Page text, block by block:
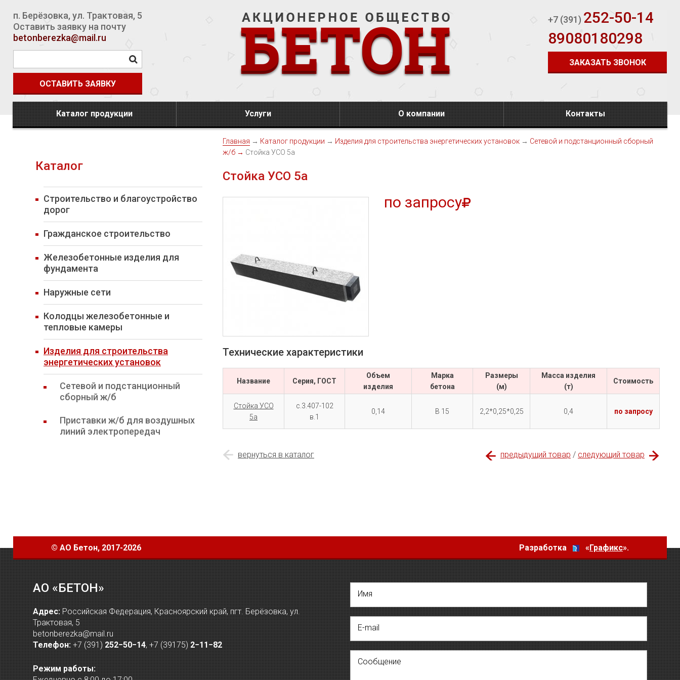
п. Берёзовка, ул. Трактовая, 5
Оставить заявку на почту
betonberezka@mail.ru
ОСТАВИТЬ ЗАЯВКУ
+7 (391) 252-50-14
89080180298
ЗАКАЗАТЬ ЗВОНОК
Каталог продукции Услуги О компании Контакты
Каталог
Строительство и благоустройство
дорог
Гражданское строительство
Железобетонные изделия для
фундамента
Наружные сети
Колодцы железобетонные и
тепловые камеры
Изделия для строительства
энергетических установок
Сетевой и подстанционный
сборный ж/б
Приставки ж/б для воздушных
линий электропередач
Главная → Каталог продукции → Изделия для строительства энергетических установок → Сетевой и подстанционный сборный
ж/б → Стойка УСО 5а
Стойка УСО 5а
по запросу
Технические характеристики
Название Серия, ГОСТ
Объем
изделия
Марка
бетона
Размеры
(м)
Масса изделия
(т)
Cтоимость
Стойка УСО
5а
с.3.407-102
в.1
0,14 В 15 2,2*0,25*0,25 0,4 по запросу
вернуться в каталог предыдущий товар / следующий товар
© АО Бетон, 2017-2026 Разработка «Графикс».
АО «БЕТОН»
Адрес:Российская Федерация, Красноярский край, пгт. Берёзовка, ул.
Трактовая, 5
betonberezka@mail.ru
Телефон: +7 (391)252−50−14,+7 (39175)2−11−82
Режим работы:
Имя
E-mail
Сообщение